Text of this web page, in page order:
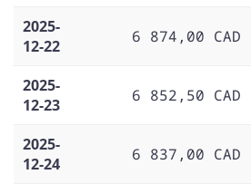
2025-
12-22
6 874,00 CAD
2025-
12-23
6 852,50 CAD
2025-
12-24
6 837,00 CAD